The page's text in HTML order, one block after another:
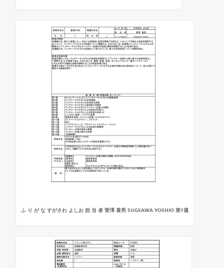
ふ り が な すがさわ よしお 担 当 者 菅澤 喜男 SUGSAWA YOSHIO 第1週